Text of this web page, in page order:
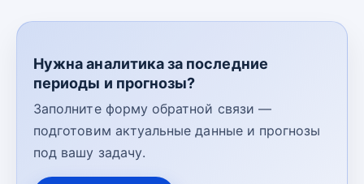
Нужна аналитика за последние
периоды и прогнозы?
Заполните форму обратной связи —
подготовим актуальные данные и прогнозы
под вашу задачу.